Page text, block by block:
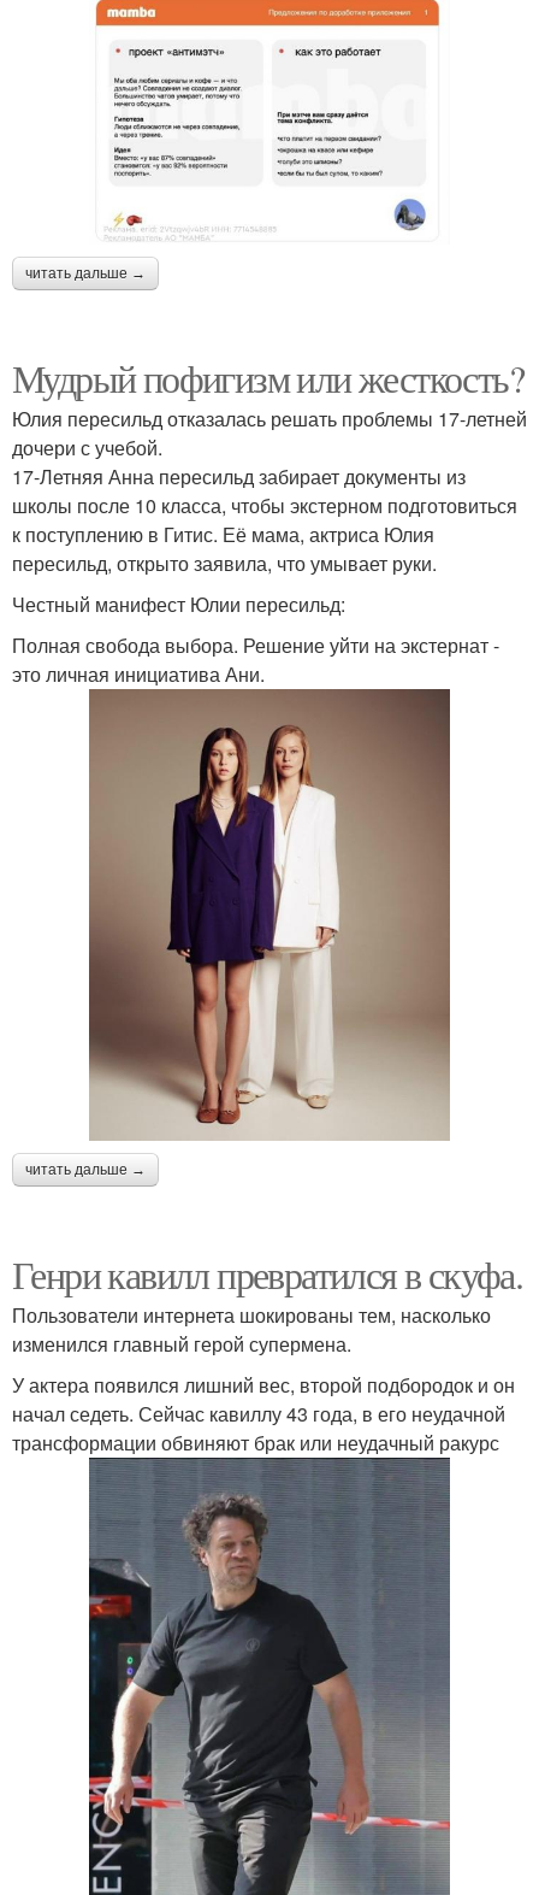
читать дальше →
Мудрый пофигизм или жесткость?
Юлия пересильд отказалась решать проблемы 17-летней
дочери с учебой.
17-Летняя Анна пересильд забирает документы из
школы после 10 класса, чтобы экстерном подготовиться
к поступлению в Гитис. Её мама, актриса Юлия
пересильд, открыто заявила, что умывает руки.
Честный манифест Юлии пересильд:
Полная свобода выбора. Решение уйти на экстернат -
это личная инициатива Ани.
читать дальше →
Генри кавилл превратился в скуфа.
Пользователи интернета шокированы тем, насколько
изменился главный герой супермена.
У актера появился лишний вес, второй подбородок и он
начал седеть. Сейчас кавиллу 43 года, в его неудачной
трансформации обвиняют брак или неудачный ракурс